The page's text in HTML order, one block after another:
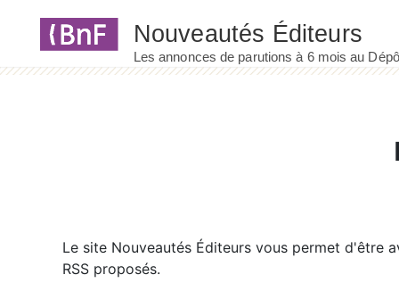
Le site Nouveautés Éditeurs vous permet d'être
RSS proposés.